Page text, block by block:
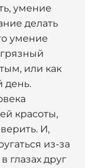
умение
делать
умение
или как
день.
красоты,
И,
из-за
глазах друг